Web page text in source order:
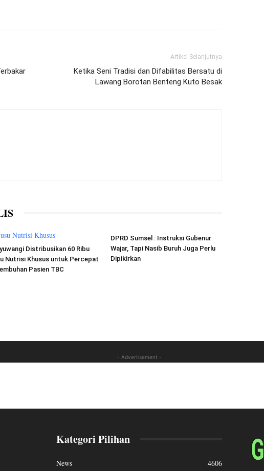
Artikel Selanjutnya
Ketika Seni Tradisi dan Difabilitas Bersatu di
Lawang Borotan Benteng Kuto Besak
Distribusikan 60 Ribu
Nutrisi Khusus untuk Percepat
Pasien TBC
DPRD Sumsel : Instruksi Gubenur
Wajar, Tapi Nasib Buruh Juga Perlu
Dipikirkan
- Advertisement -
Kategori Pilihan
News 4606